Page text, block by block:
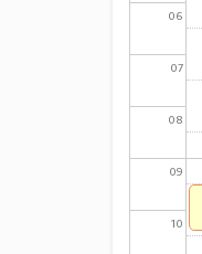
06
07
08
09
10